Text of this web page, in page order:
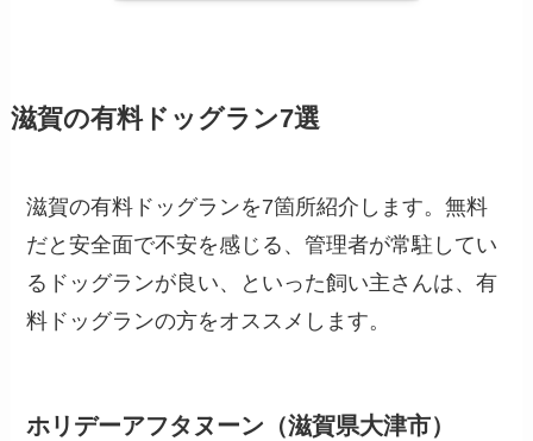
滋賀の有料ドッグラン7選
滋賀の有料ドッグランを7箇所紹介します。無料
だと安全面で不安を感じる、管理者が常駐してい
るドッグランが良い、といった飼い主さんは、有
料ドッグランの方をオススメします。
ホリデーアフタヌーン（滋賀県大津市）